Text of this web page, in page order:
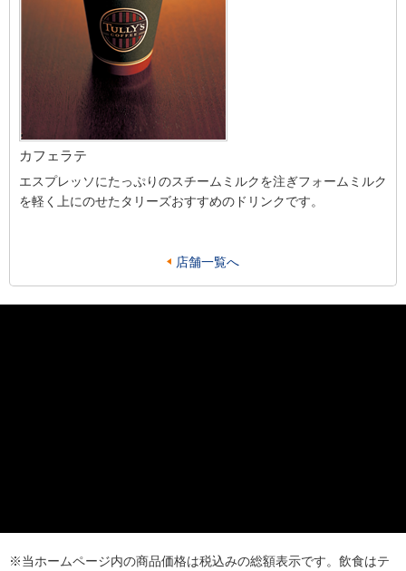
カフェラテ
エスプレッソにたっぷりのスチームミルクを注ぎフォームミルク
を軽く上にのせたタリーズおすすめのドリンクです。
店舗一覧へ
※当ホームページ内の商品価格は税込みの総額表示です。飲食はテ